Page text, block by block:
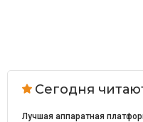
Сегодня
Лучшая аппаратная